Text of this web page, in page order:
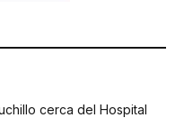
cerca del Hospital